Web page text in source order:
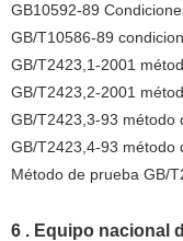
GB10592-89
GB/T10586-89
GB/T2423,1-2001
GB/T2423,2-2001
GB/T2423,3-93 método
GB/T2423,4-93 método
Método de prueba GB/
6 . Equipo nacional